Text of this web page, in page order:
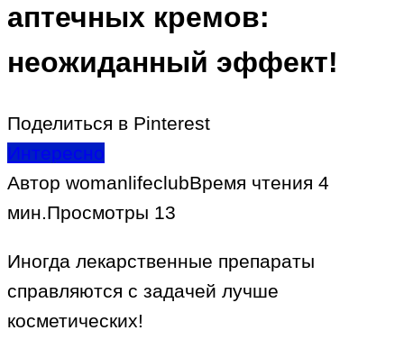
аптечных кремов:
неожиданный эффект!
Поделиться в Pinterest
Интересно
Автор womanlifeclubВремя чтения 4
мин.Просмотры 13
Иногда лекарственные препараты
справляются с задачей лучше
косметических!